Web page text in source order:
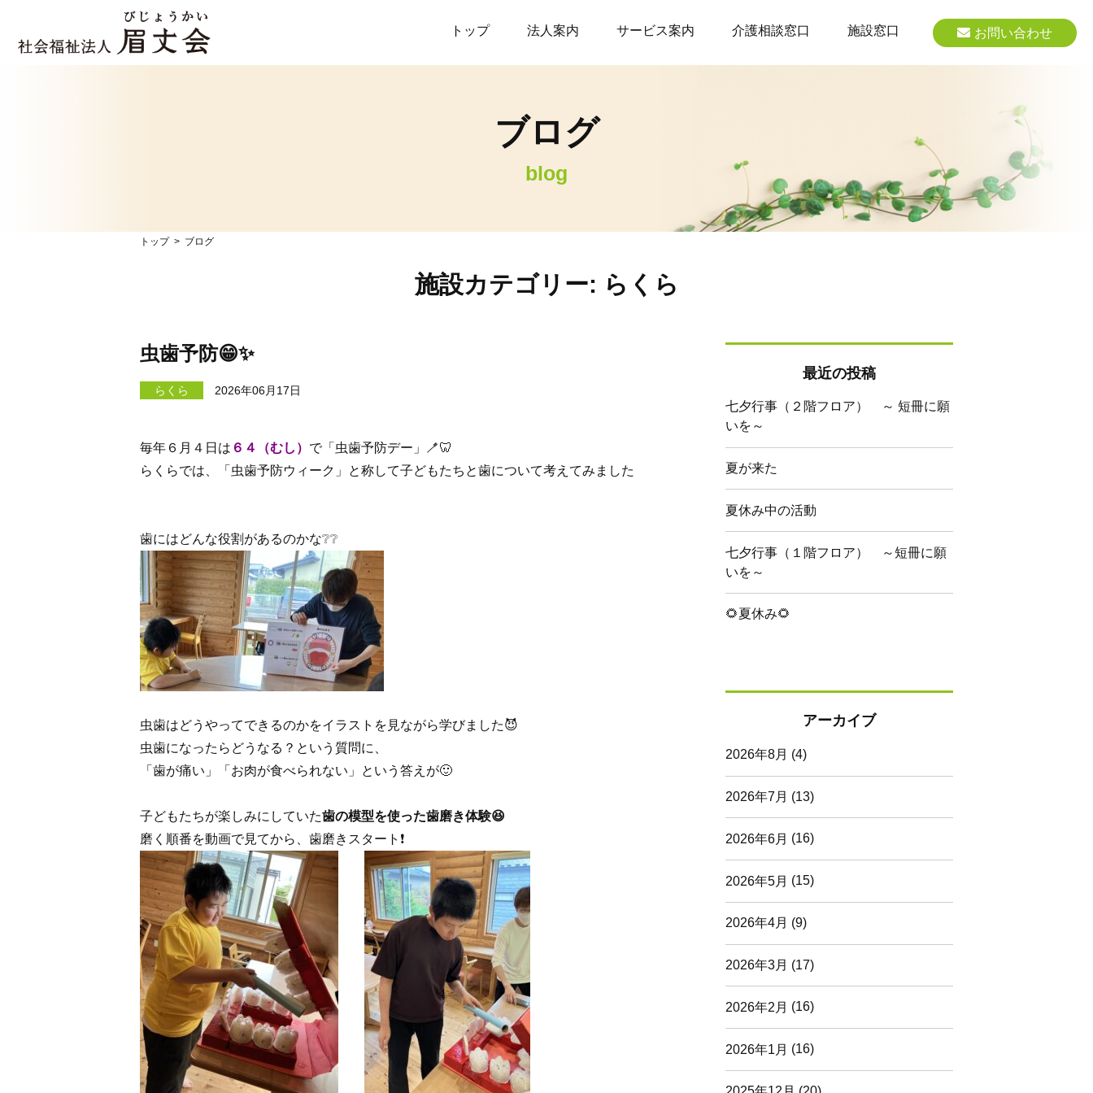
トップ 法人案内 サービス案内 介護相談窓口 施設窓口 お問い合わせ
ブログ
blog
トップ ブログ
施設カテゴリー: らくら
虫歯予防😁✨
らくら 2026年06月17日
毎年６月４日は ６４（むし） で「虫歯予防デー」🪥🦷
らくらでは、「虫歯予防ウィーク」と称して子どもたちと歯について考えてみました
歯にはどんな役割があるのかな❔❔
虫歯はどうやってできるのかをイラストを見ながら学びました😈
虫歯になったらどうなる？という質問に、
「歯が痛い」「お肉が食べられない」という答えが🙂
子どもたちが楽しみにしていた歯の模型を使った歯磨き体験😆
磨く順番を動画で見てから、歯磨きスタート❗
最近の投稿
七夕行事（２階フロア） ～ 短冊に願
いを～
夏が来た
夏休み中の活動
七夕行事（１階フロア） ～短冊に願
いを～
🌻夏休み🌻
アーカイブ
2026年8月 (4)
2026年7月 (13)
2026年6月 (16)
2026年5月 (15)
2026年4月 (9)
2026年3月 (17)
2026年2月 (16)
2026年1月 (16)